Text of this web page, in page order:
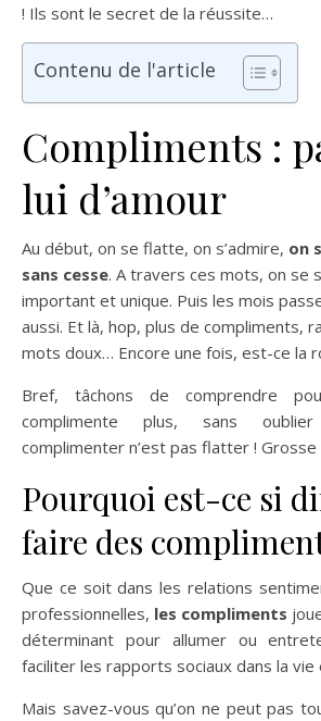
! Ils sont le secret de la réussite…
Contenu de l'article
Compliments :
lui d’amour
Au début, on se flatte, on s’admire, on
sans cesse. A travers ces mots, on se
important et unique. Puis les mois
aussi. Et là, hop, plus de compliments,
mots doux… Encore une fois, est-ce la
Bref, tâchons de comprendre
complimente plus, sans
complimenter n’est pas flatter !
Pourquoi est-ce si
faire des
Que ce soit dans les relations
professionnelles, les compliments
déterminant pour allumer ou
faciliter les rapports sociaux dans la vie
Mais savez-vous qu’on ne peut pas